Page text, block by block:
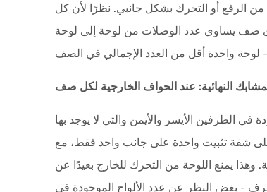
3
درجات
الألومنيوم:
يعتبر
T5
هو
معيار
الرفع أو التحرك بشكل جانبي. نظرًا لأن كل
صف يساوي عدد الوصلات من لوحة إلى لوحة
النهائية: عند الحواف الخارجية لكل صف
الطرفين الأيسر والأيمن والتي لا يوجد بها
شفة تثبيت واحدة على جانب واحد فقط، مع
يمنع اللوحة من التحرك للخارج بعيدًا عن
- بغض النظر عن عدد الألواح الموجودة في